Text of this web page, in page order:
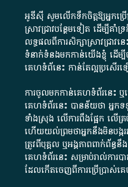
អូឌីស៊ី សូមលើកទឹកចិត្តឱ្យអ្នកប្រើ
ស្រាវជ្រាវបន្ថែមទៀត ដើម្បីគាំ
លទ្ធផលពីការសិក្សាស្រាវជ្រាវ
ទំនាក់ទំនងមកកាន់យើងខ្ញុំ ដើម្
គេហទំព័នេះ កាន់តែល្អប្រសើរ
ការចូលមកកាន់គេហទំព័រនេះ ឬ
គេហទំព័រនេះ បានន័យថា អ្នក
ទាំងស្រុង លើការពឹងផ្អែក លើ
ហើយយល់ព្រមថាអ្នកនឹងមិនបង្ករ
ត្រូវពីបុគ្គល ឬអង្គភាពពាក់ព័ន្ធ
គេហទំព័រនេះ សម្រាប់រាល់ការ
ដែលកើតចេញពីការប្រើប្រាស់គ